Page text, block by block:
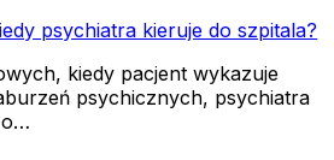
psychiatra kieruje do szpitala?
kiedy pacjent wykazuje
psychicznych, psychiatra
o…